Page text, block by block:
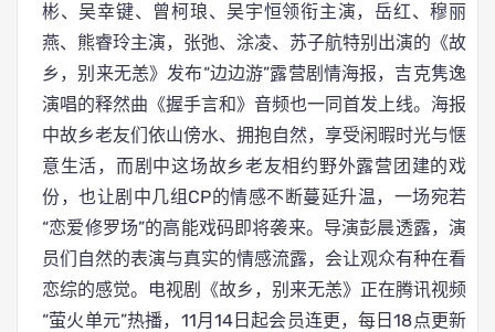
彬、吴幸键、曾柯琅、吴宇恒领衔主演，岳红、穆丽
燕、熊睿玲主演，张弛、涂凌、苏子航特别出演的《故
乡，别来无恙》发布“边边游”露营剧情海报，吉克隽逸
演唱的释然曲《握手言和》音频也一同首发上线。海报
中故乡老友们依山傍水、拥抱自然，享受闲暇时光与惬
意生活，而剧中这场故乡老友相约野外露营团建的戏
份，也让剧中几组CP的情感不断蔓延升温，一场宛若
“恋爱修罗场”的高能戏码即将袭来。导演彭晨透露，演
员们自然的表演与真实的情感流露，会让观众有种在看
恋综的感觉。电视剧《故乡，别来无恙》正在腾讯视频
“萤火单元”热播，11月14日起会员连更，每日18点更新